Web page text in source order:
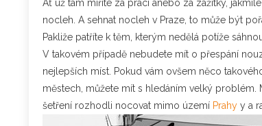
Ať už tam míříte za prací anebo za zážitky,
nocleh. A sehnat nocleh v Praze, to může být
Pakliže patříte k těm, kterým nedělá potíže
V takovém případě nebudete mít o přespání
nejlepších míst. Pokud vám ovšem něco
městech, můžete mít s hledáním velký problém.
šetření rozhodli nocovat mimo území Prahy y a